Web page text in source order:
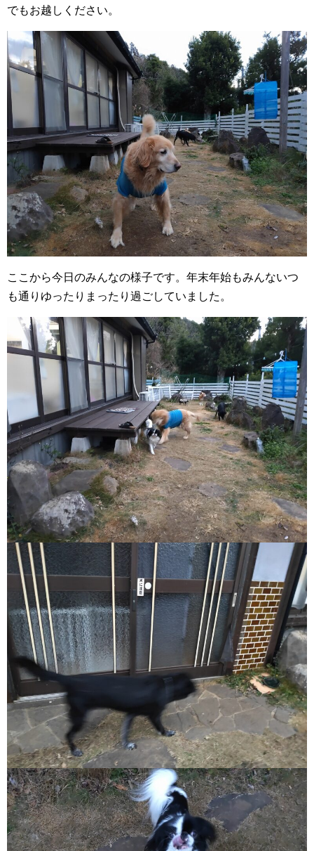
でもお越しください。
ここから今日のみんなの様子です。年末年始もみんないつ
も通りゆったりまったり過ごしていました。